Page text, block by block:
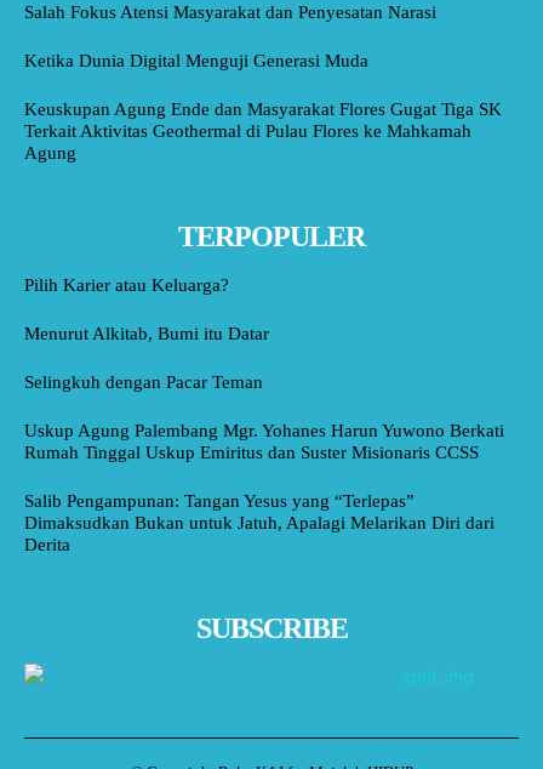
Salah Fokus Atensi Masyarakat dan Penyesatan Narasi
Ketika Dunia Digital Menguji Generasi Muda
Keuskupan Agung Ende dan Masyarakat Flores Gugat Tiga SK
Terkait Aktivitas Geothermal di Pulau Flores ke Mahkamah
Agung
TERPOPULER
Pilih Karier atau Keluarga?
Menurut Alkitab, Bumi itu Datar
Selingkuh dengan Pacar Teman
Uskup Agung Palembang Mgr. Yohanes Harun Yuwono Berkati
Rumah Tinggal Uskup Emiritus dan Suster Misionaris CCSS
Salib Pengampunan: Tangan Yesus yang “Terlepas”
Dimaksudkan Bukan untuk Jatuh, Apalagi Melarikan Diri dari
Derita
SUBSCRIBE